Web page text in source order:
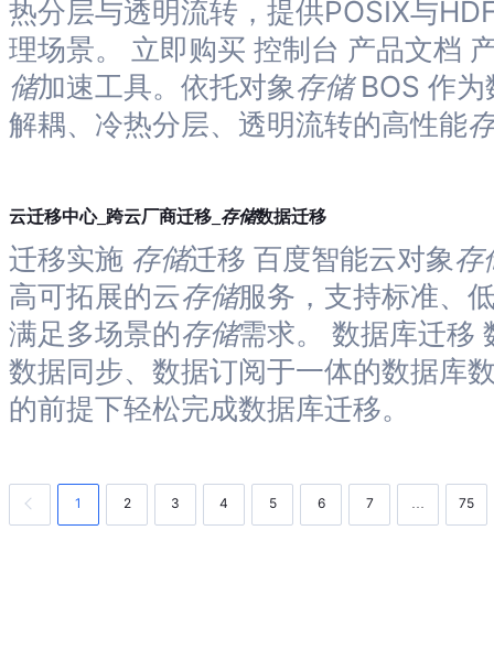
热分层与透明流转，提供POSIX与
理场景。 立即购买 控制台 产品文档
储加速工具。依托对象存储BOS 作为
解耦、冷热分层、透明流转的高性能
云迁移中心_跨云厂商迁移_ 存储数据迁移
迁移实施 存储迁移 百度智能云对象存
高可拓展的云存储服务，支持标准、
满足多场景的存储需求。 数据库迁移
数据同步、数据订阅于一体的数据库
的前提下轻松完成数据库迁移。
1 2 3 4 5 6 7 … 75